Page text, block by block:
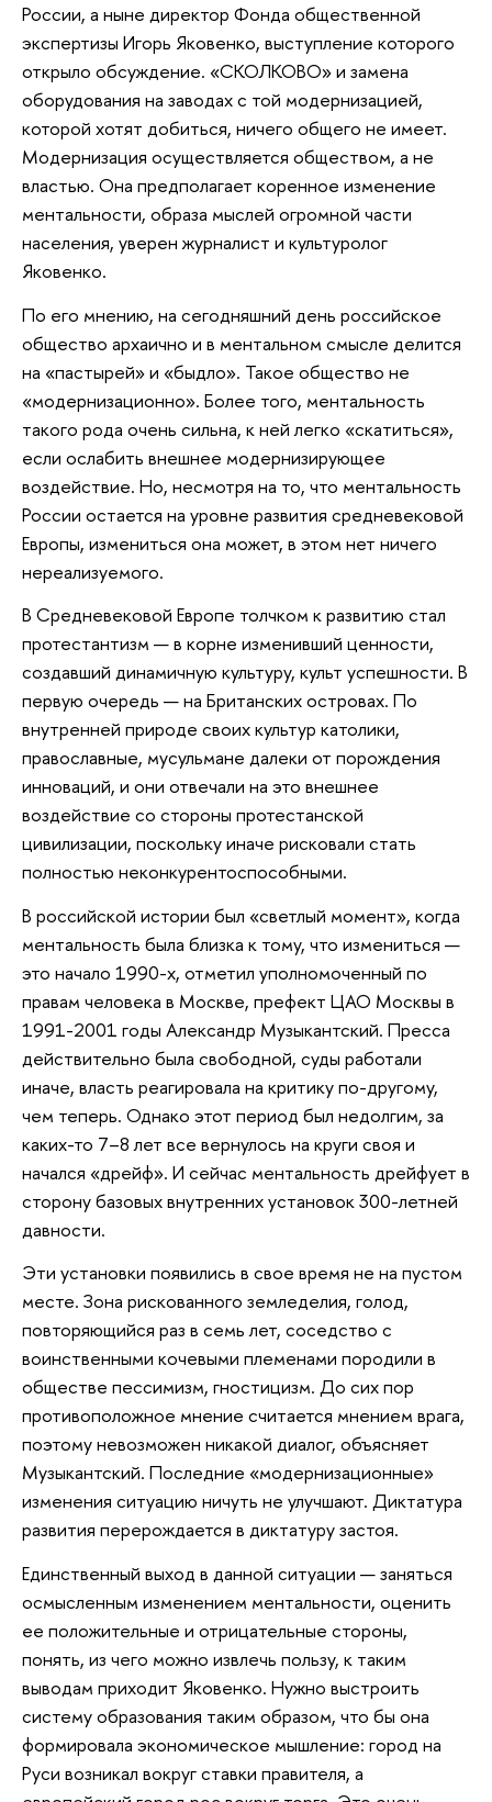
России, а ныне директор Фонда общественной
экспертизы Игорь Яковенко, выступление которого
открыло обсуждение. «СКОЛКОВО» и замена
оборудования на заводах с той модернизацией,
которой хотят добиться, ничего общего не имеет.
Модернизация осуществляется обществом, а не
властью. Она предполагает коренное изменение
ментальности, образа мыслей огромной части
населения, уверен журналист и культуролог
Яковенко.
По его мнению, на сегодняшний день российское
общество архаично и в ментальном смысле делится
на «пастырей» и «быдло». Такое общество не
«модернизационно». Более того, ментальность
такого рода очень сильна, к ней легко «скатиться»,
если ослабить внешнее модернизирующее
воздействие. Но, несмотря на то, что ментальность
России остается на уровне развития средневековой
Европы, измениться она может, в этом нет ничего
нереализуемого.
В Средневековой Европе толчком к развитию стал
протестантизм — в корне изменивший ценности,
создавший динамичную культуру, культ успешности. В
первую очередь — на Британских островах. По
внутренней природе своих культур католики,
православные, мусульмане далеки от порождения
инноваций, и они отвечали на это внешнее
воздействие со стороны протестанской
цивилизации, поскольку иначе рисковали стать
полностью неконкурентоспособными.
В российской истории был «светлый момент», когда
ментальность была близка к тому, что измениться —
это начало 1990-х, отметил уполномоченный по
правам человека в Москве, префект ЦАО Москвы в
1991-2001 годы Александр Музыкантский. Пресса
действительно была свободной, суды работали
иначе, власть реагировала на критику по-другому,
чем теперь. Однако этот период был недолгим, за
каких-то 7–8 лет все вернулось на круги своя и
начался «дрейф». И сейчас ментальность дрейфует в
сторону базовых внутренних установок 300-летней
давности.
Эти установки появились в свое время не на пустом
месте. Зона рискованного земледелия, голод,
повторяющийся раз в семь лет, соседство с
воинственными кочевыми племенами породили в
обществе пессимизм, гностицизм. До сих пор
противоположное мнение считается мнением врага,
поэтому невозможен никакой диалог, объясняет
Музыкантский. Последние «модернизационные»
изменения ситуацию ничуть не улучшают. Диктатура
развития перерождается в диктатуру застоя.
Единственный выход в данной ситуации — заняться
осмысленным изменением ментальности, оценить
ее положительные и отрицательные стороны,
понять, из чего можно извлечь пользу, к таким
выводам приходит Яковенко. Нужно выстроить
систему образования таким образом, что бы она
формировала экономическое мышление: город на
Руси возникал вокруг ставки правителя, а